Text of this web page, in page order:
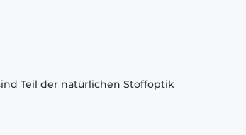
Teil der natürlichen Stoffoptik